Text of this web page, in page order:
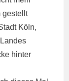
gestellt
Köln,
hinter